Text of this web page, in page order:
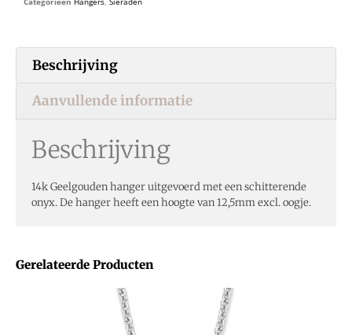
Gerelateerde Producten
Categorieën Hangers, Sieraden
Beschrijving
Aanvullende informatie
Beschrijving
14k Geelgouden hanger uitgevoerd met een schitterende
onyx. De hanger heeft een hoogte van 12,5mm excl. oogje.